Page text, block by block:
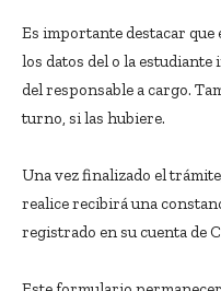
Es importante destacar
los datos del o la
del responsable a cargo.
turno, si las hubiere.
Una vez finalizado el
realice recibirá una
registrado en su cuenta de